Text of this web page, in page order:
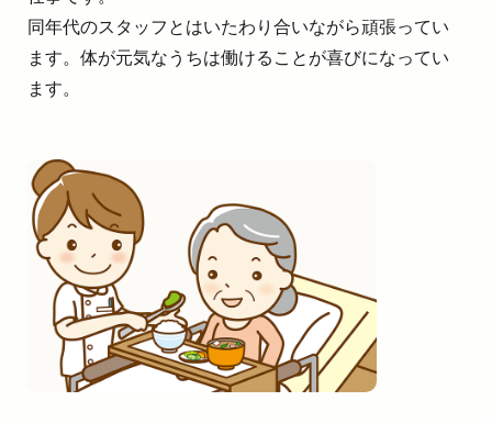
同年代のスタッフとはいたわり合いながら頑張ってい
ます。体が元気なうちは働けることが喜びになってい
ます。